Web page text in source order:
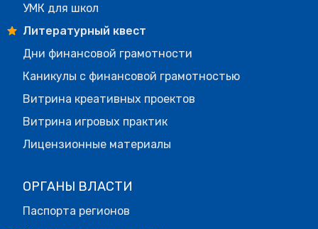
УМК для школ
Литературный квест
Дни финансовой грамотности
Каникулы с финансовой грамотностью
Витрина креативных проектов
Витрина игровых практик
Лицензионные материалы
ОРГАНЫ ВЛАСТИ
Паспорта регионов